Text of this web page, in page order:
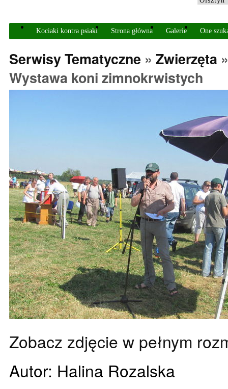
Kociaki kontra psiaki Strona główna Galerie One
Serwisy Tematyczne » Zwierzęta
Wystawa koni zimnokrwistych
Zobacz zdjęcie w pełnym
Autor: Halina Rozalska